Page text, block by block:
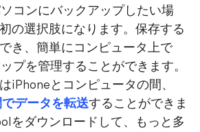
コンにバックアップしたい場
の選択肢になります。保存する
き、簡単にコンピュータ上で
プを管理することができます。
iPhoneとコンピュータの間、
データを転送することができま
をダウンロードして、もっと多